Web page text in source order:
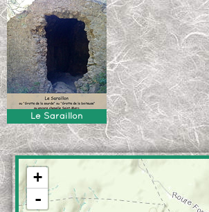
Le Saraillon
+
-